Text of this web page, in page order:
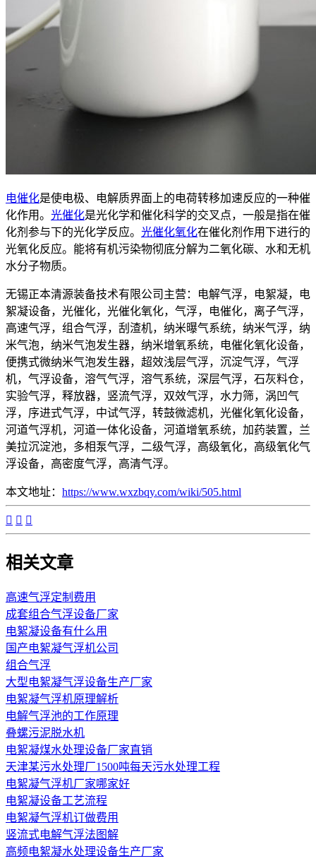
电催化是使电极、电解质界面上的电荷转移加速反应的一种催
化作用。 光催化是光化学和催化科学的交叉点，一般是指在催
化剂参与下的光化学反应。 光催化氧化在催化剂作用下进行的
光氧化反应。能将有机污染物彻底分解为二氧化碳、水和无机
水分子物质。
无锡正本清源装备技术有限公司主营：电解气浮，电絮凝，电
絮凝设备，光催化，光催化氧化，气浮，电催化，离子气浮，
高速气浮，组合气浮，刮渣机，纳米曝气系统，纳米气浮，纳
米气泡，纳米气泡发生器，纳米增氧系统，电催化氧化设备，
便携式微纳米气泡发生器，超效浅层气浮，沉淀气浮，气浮
机，气浮设备，溶气气浮，溶气系统，深层气浮，石灰料仓，
实验气浮，释放器，竖流气浮，双效气浮，水力筛，涡凹气
浮，序进式气浮，中试气浮，转鼓微滤机，光催化氧化设备，
河道气浮机，河道一体化设备，河道增氧系统，加药装置，兰
美拉沉淀池，多相泵气浮，二级气浮，高级氧化，高级氧化气
浮设备，高密度气浮，高清气浮。
本文地址： https://www.wxzbqy.com/wiki/505.html
  
相关文章
高速气浮定制费用
成套组合气浮设备厂家
电絮凝设备有什么用
国产电絮凝气浮机公司
组合气浮
大型电絮凝气浮设备生产厂家
电絮凝气浮机原理解析
电解气浮池的工作原理
叠螺污泥脱水机
电絮凝煤水处理设备厂家直销
天津某污水处理厂1500吨每天污水处理工程
电絮凝气浮机厂家哪家好
电絮凝设备工艺流程
电絮凝气浮机订做费用
竖流式电解气浮法图解
高频电絮凝水处理设备生产厂家